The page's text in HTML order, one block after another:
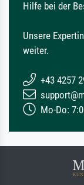
Hilfe bei der
Unsere
weiter.
+43 4257
Mo-Do: